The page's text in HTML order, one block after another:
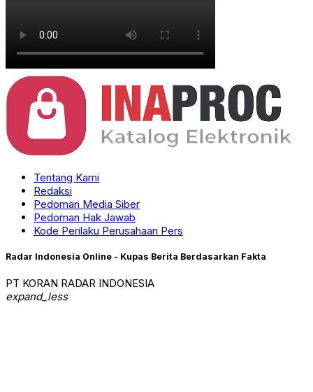
Tentang Kami
Redaksi
Pedoman Media Siber
Pedoman Hak Jawab
Kode Perilaku Perusahaan Pers
Radar Indonesia Online - Kupas Berita Berdasarkan Fakta
PT KORAN RADAR INDONESIA
expand_less